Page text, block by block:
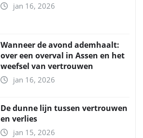
jan 16, 2026
Wanneer de avond ademhaalt:
over een overval in Assen en het
weefsel van vertrouwen
jan 16, 2026
De dunne lijn tussen vertrouwen
en verlies
jan 15, 2026